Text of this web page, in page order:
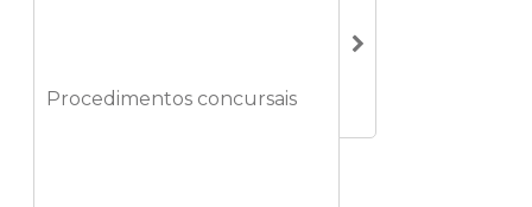
Procedimentos concursais